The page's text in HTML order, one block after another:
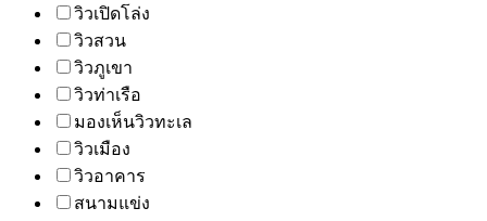
วิวเปิดโล่ง
วิวสวน
วิวภูเขา
วิวท่าเรือ
มองเห็นวิวทะเล
วิวเมือง
วิวอาคาร
สนามแข่ง